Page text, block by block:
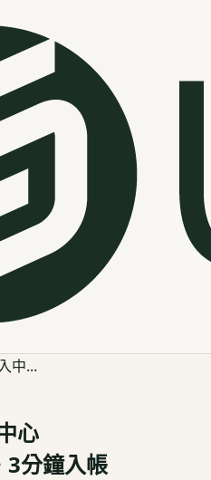
中...
心
3分鐘入帳